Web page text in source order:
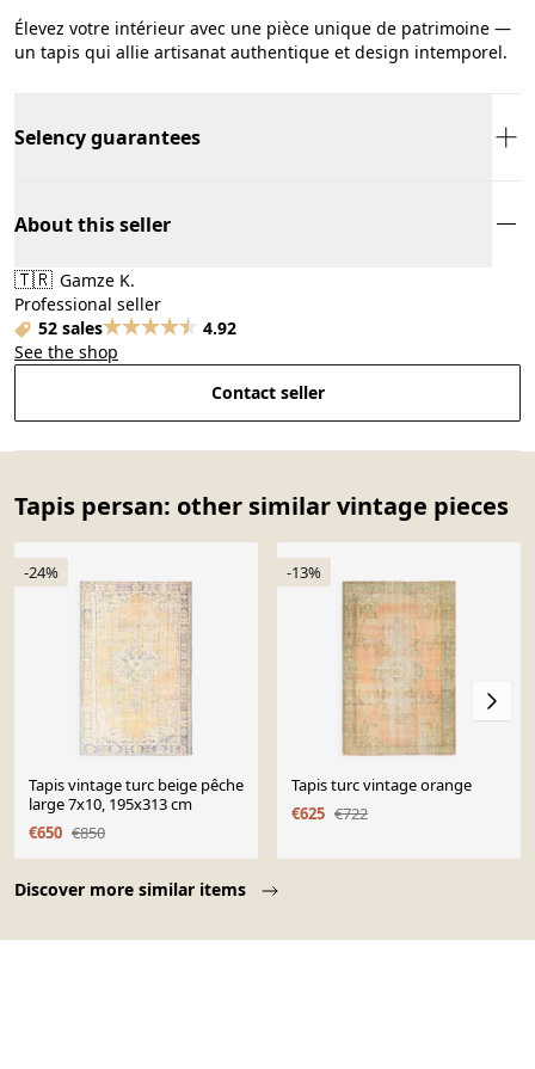
Élevez votre intérieur avec une pièce unique de patrimoine —
un tapis qui allie artisanat authentique et design intemporel.
Selency guarantees
About this seller
🇹🇷 Gamze K.
Professional seller
52 sales
4.92
See the shop
Contact seller
Tapis persan: other similar vintage pieces
Discover more similar items
-24%
Tapis vintage turc beige pêche
large 7x10, 195x313 cm
€650 €850
-13%
Tapis turc vintage orange
€625 €722